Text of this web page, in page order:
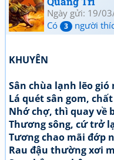
Ngày gửi: 19/
Có
3 người
KHUYÊN
Sân chùa lạnh lẽo gió
Lá quét sân gom,
Nhớ chợ, thì quay về
Thương sông, cứ trở
Tương chao mãi đớp
Rau đậu thường xơi